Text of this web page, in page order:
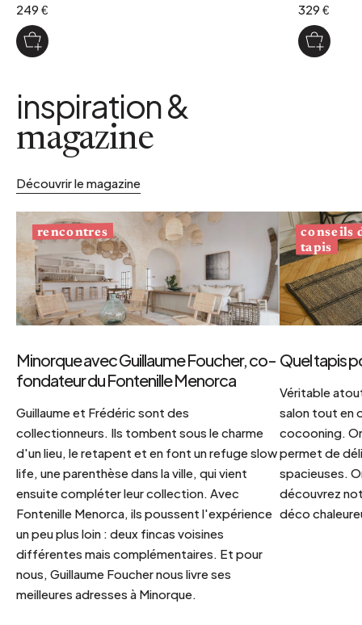
249 € 329 €
inspiration &
magazine
Découvrir le magazine
rencontres
Minorque avec Guillaume Foucher, co-
fondateur du Fontenille Menorca
Guillaume et Frédéric sont des
collectionneurs. Ils tombent sous le charme
d'un lieu, le retapent et en font un refuge slow
life, une parenthèse dans la ville, qui vient
ensuite compléter leur collection. Avec
Fontenille Menorca, ils poussent l'expérience
un peu plus loin : deux fincas voisines
différentes mais complémentaires. Et pour
nous, Guillaume Foucher nous livre ses
meilleures adresses à Minorque.
conseils
tapis
Quel tapis
Véritable
salon tout en
cocooning.
permet de
spacieuses.
découvrez
déco